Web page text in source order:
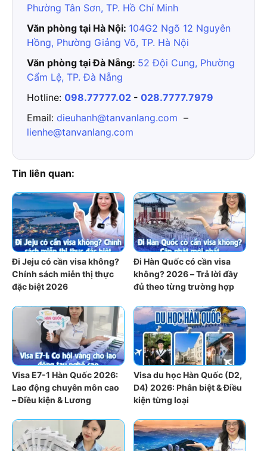
Phường Tân Sơn, TP. Hồ Chí Minh
Văn phòng tại Hà Nội: 104G2 Ngõ 12 Nguyên
Hồng, Phường Giảng Võ, TP. Hà Nội
Văn phòng tại Đà Nẵng: 52 Đội Cung, Phường
Cẩm Lệ, TP. Đà Nẵng
Hotline: 098.77777.02 - 028.7777.7979
Email: dieuhanh@tanvanlang.com –
lienhe@tanvanlang.com
Tin liên quan:
Đi Jeju có cần visa không?
Chính sách miễn thị thực
đặc biệt 2026
Đi Hàn Quốc có cần visa
không? 2026 – Trả lời đầy
đủ theo từng trường hợp
Visa E7-1 Hàn Quốc 2026:
Lao động chuyên môn cao
– Điều kiện & Lương
Visa du học Hàn Quốc (D2,
D4) 2026: Phân biệt & Điều
kiện từng loại